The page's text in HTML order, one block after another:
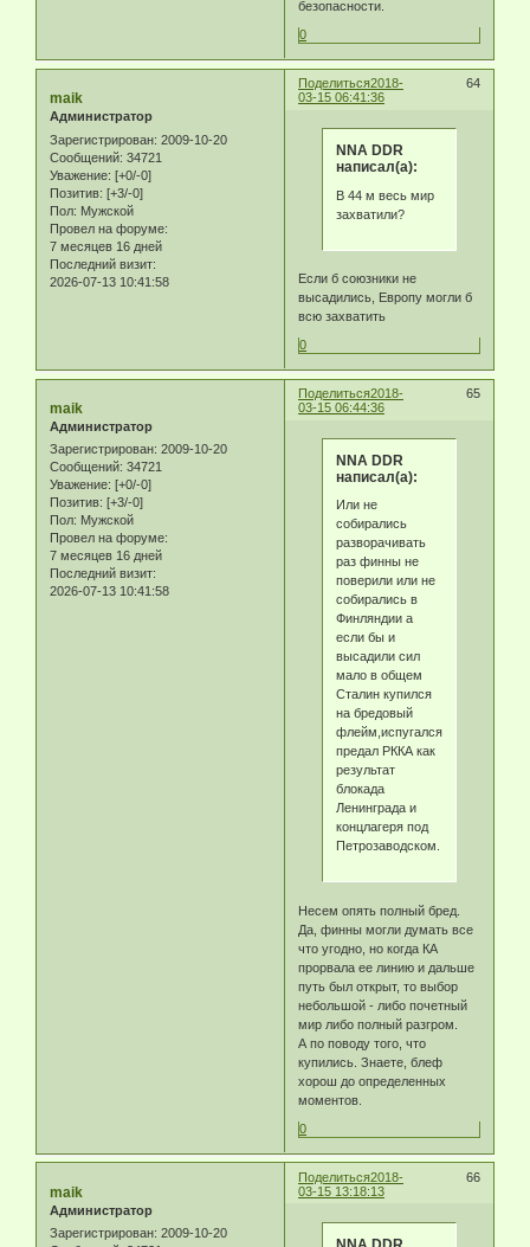
безопасности.
0
Поделиться 64
2018-
03-15 06:41:36
maik
Администратор
Зарегистрирован: 2009-10-20
Сообщений: 34721
Уважение: [+0/-0]
Позитив: [+3/-0]
Пол: Мужской
Провел на форуме:
7 месяцев 16 дней
Последний визит:
2026-07-13 10:41:58
NNA DDR
написал(а):
В 44 м весь мир
захватили?
Если б союзники не
высадились, Европу могли б
всю захватить
0
Поделиться 65
2018-
03-15 06:44:36
maik
Администратор
Зарегистрирован: 2009-10-20
Сообщений: 34721
Уважение: [+0/-0]
Позитив: [+3/-0]
Пол: Мужской
Провел на форуме:
7 месяцев 16 дней
Последний визит:
2026-07-13 10:41:58
NNA DDR
написал(а):
Или не
собирались
разворачивать
раз финны не
поверили или не
собирались в
Финляндии а
если бы и
высадили сил
мало в общем
Сталин купился
на бредовый
флейм,испугался
предал РККА как
результат
блокада
Ленинграда и
концлагеря под
Петрозаводском.
Несем опять полный бред.
Да, финны могли думать все
что угодно, но когда КА
прорвала ее линию и дальше
путь был открыт, то выбор
небольшой - либо почетный
мир либо полный разгром.
А по поводу того, что
купились. Знаете, блеф
хорош до определенных
моментов.
0
Поделиться 66
2018-
03-15 13:18:13
maik
Администратор
Зарегистрирован: 2009-10-20